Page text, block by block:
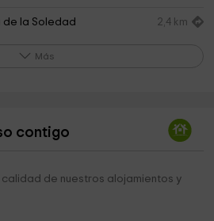
de la Soledad 2,4 km
Señora
4,2 km
Más
contigo
calidad de nuestros alojamientos y